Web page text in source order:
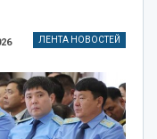
ЛЕНТА НОВОСТЕЙ